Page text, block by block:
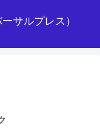
サルプレス）